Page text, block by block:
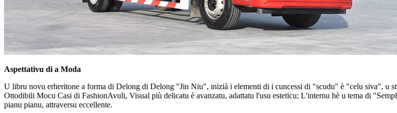
Aspettativu di a Moda
U libru novu erheritone a forma di Delong di Delong "Jin Niu", inizià i elementi di i cuncessi di "scudu" è "celu siva", u
Ottodibili Mocu Casi di FashionAvuli, Visual più delicatu è avanzatu, adattatu l'usu esteticu; L'internu hè u tema di
pianu pianu, attraversu eccellente.